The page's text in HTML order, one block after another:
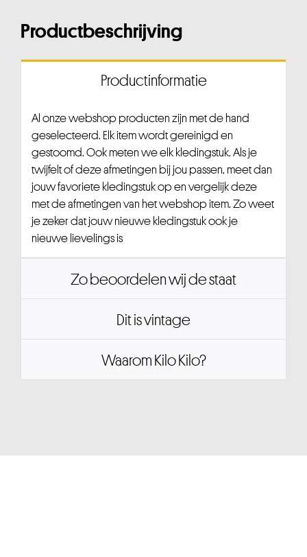
Productbeschrijving
Productinformatie
Al onze webshop producten zijn met de hand
geselecteerd. Elk item wordt gereinigd en
gestoomd. Ook meten we elk kledingstuk. Als je
twijfelt of deze afmetingen bij jou passen, meet dan
jouw favoriete kledingstuk op en vergelijk deze
met de afmetingen van het webshop item. Zo weet
je zeker dat jouw nieuwe kledingstuk ook je
nieuwe lievelings is
Zo beoordelen wij de staat
Dit is vintage
Waarom Kilo Kilo?